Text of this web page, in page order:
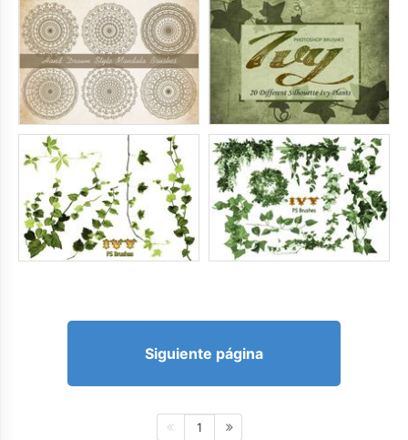
Siguiente página
1